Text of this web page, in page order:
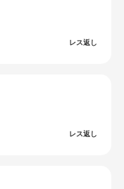
レス返し
レス返し